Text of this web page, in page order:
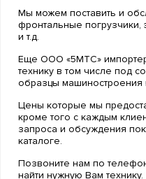
Мы можем поставить и
фронтальные погрузчики,
и т.д.
Еще ООО «5МТС»
технику в том числе под
образцы машиностроения
Цены которые мы
кроме того с каждым
запроса и обсуждения
каталоге.
Позвоните нам по
найти нужную Вам